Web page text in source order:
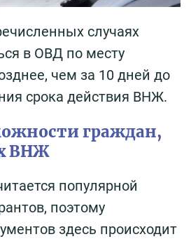
случаях
в ОВД по месту
чем за 10 дней до
срока действия ВНЖ.
граждан,
ВНЖ
популярной
поэтому
здесь происходит